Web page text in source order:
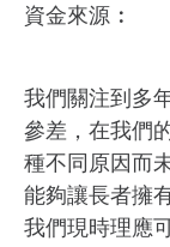
資金來​源
我們關注到多
參差，在我們
種不同原因而
能夠讓長者擁
我們現時理應